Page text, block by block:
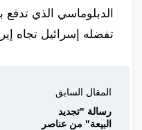
الدبلوماسي الذي
تفضله إسرائيل تجاه
المقال السابق
رسالة "تجديد
البيعة" من عناصر